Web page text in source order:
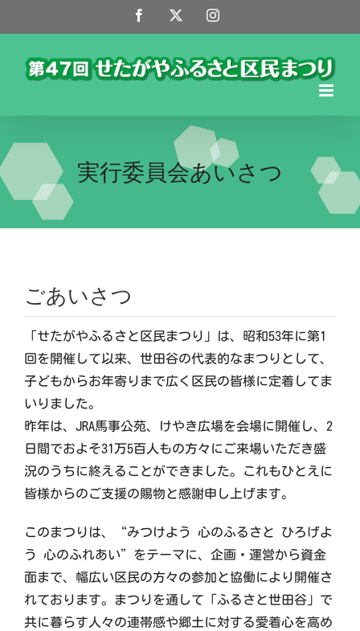
to
content
Facebook Instagram
実行委員会あいさつ
ごあいさつ
「せたがやふるさと区民まつり」は、昭和53年に第1
回を開催して以来、世田谷の代表的なまつりとして、
子どもからお年寄りまで広く区民の皆様に定着してま
いりました。
昨年は、JRA馬事公苑、けやき広場を会場に開催し、2
日間でおよそ31万5百人もの方々にご来場いただき盛
況のうちに終えることができました。これもひとえに
皆様からのご支援の賜物と感謝申し上げます。
このまつりは、“みつけよう 心のふるさと ひろげよ
う 心のふれあい”をテーマに、企画・運営から資金
面まで、幅広い区民の方々の参加と協働により開催さ
れております。まつりを通して「ふるさと世田谷」で
共に暮らす人々の連帯感や郷土に対する愛着心を高め